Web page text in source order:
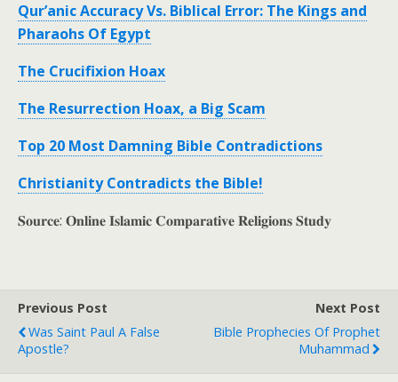
Qur’anic Accuracy Vs. Biblical Error: The Kings and
Pharaohs Of Egypt
The Crucifixion Hoax
The Resurrection Hoax, a Big Scam
Top 20 Most Damning Bible Contradictions
Christianity Contradicts the Bible!
𝐒𝐨𝐮𝐫𝐜𝐞: 𝐎𝐧𝐥𝐢𝐧𝐞 𝐈𝐬𝐥𝐚𝐦𝐢𝐜 𝐂𝐨𝐦𝐩𝐚𝐫𝐚𝐭𝐢𝐯𝐞 𝐑𝐞𝐥𝐢𝐠𝐢𝐨𝐧𝐬 𝐒𝐭𝐮𝐝𝐲
Previous Post
Was Saint Paul A False
Apostle?
Next Post
Bible Prophecies Of Prophet
Muhammad